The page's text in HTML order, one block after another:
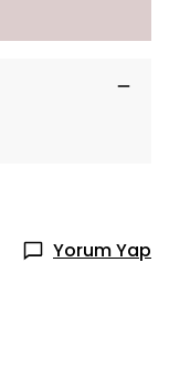
Yorum Yap